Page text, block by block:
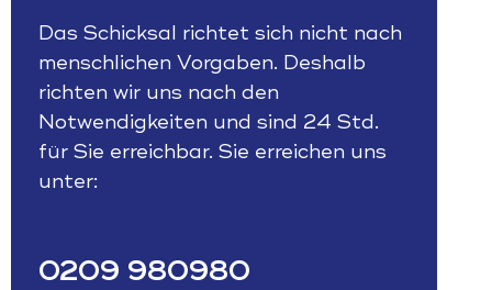
Das Schicksal richtet sich nicht nach
menschlichen Vorgaben. Deshalb
richten wir uns nach den
Notwendigkeiten und sind 24 Std.
für Sie erreichbar. Sie erreichen uns
unter:
0209 980980